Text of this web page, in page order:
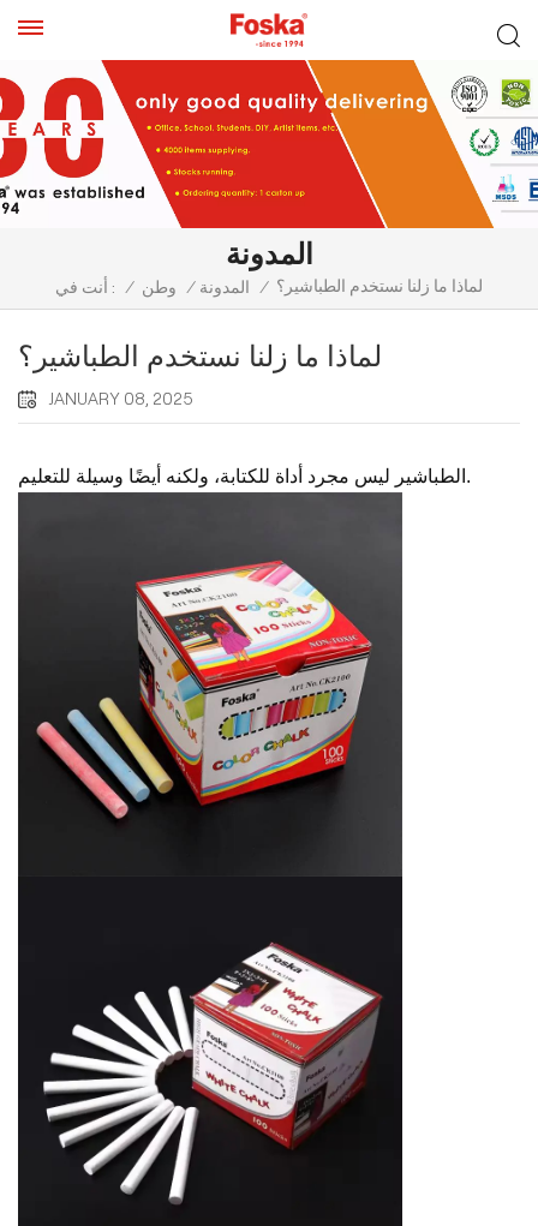
المدونة
أنت في : / وطن / المدونة / لماذا ما زلنا نستخدم الطباشير؟
لماذا ما زلنا نستخدم الطباشير؟
JANUARY 08, 2025
الطباشير ليس مجرد أداة للكتابة، ولكنه أيضًا وسيلة للتعليم.